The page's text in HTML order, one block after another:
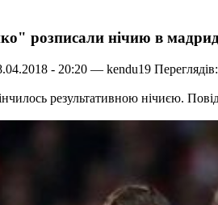
розписали нічию в
- 20:20 — kendu19
результативною нічиєю.